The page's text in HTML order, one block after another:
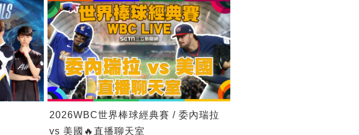
2026WBC世界棒球經典賽 / 委內瑞拉
vs 美國🔥直播聊天室